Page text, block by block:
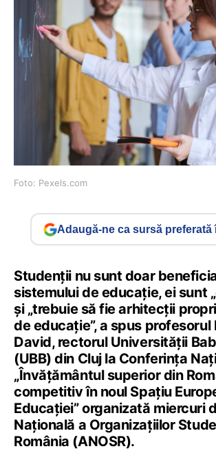
Foto: Pexels.com
Adaugă-ne ca sursă preferată
Studenții nu sunt doar
sistemului de educație, ei sunt
și „trebuie să fie arhitecții
de educație”, a spus profesorul
David, rectorul Universității
(UBB) din Cluj la Conferința
„Învățământul superior din
competitiv în noul Spațiu
Educației” organizată miercuri
Națională a Organizațiilor
România (ANOSR).